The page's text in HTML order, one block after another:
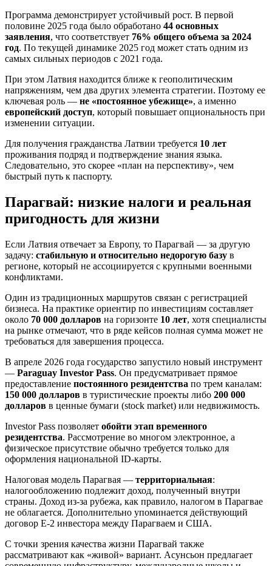
Программа демонстрирует устойчивый рост. В первой
половине 2025 года было обработано 44 основных
заявления, что соответствует 76% общего объема за 2024
год. По текущей динамике 2025 год может стать одним из
самых сильных периодов с 2021 года.
При этом Латвия находится ближе к геополитическим
напряжениям, чем два других элемента стратегии. Поэтому ее
ключевая роль — не «постоянное убежище», а именно
европейский доступ, который повышает опциональность при
изменении ситуации.
Для получения гражданства Латвии требуется 10 лет
проживания подряд и подтверждение знания языка.
Следовательно, это скорее «план на перспективу», чем
быстрый путь к паспорту.
Парагвай: низкие налоги и реальная
пригодность для жизни
Если Латвия отвечает за Европу, то Парагвай — за другую
задачу: стабильную и относительно недорогую базу в
регионе, который не ассоциируется с крупными военными
конфликтами.
Один из традиционных маршрутов связан с регистрацией
бизнеса. На практике ориентир по инвестициям составляет
около 70 000 долларов на горизонте 10 лет, хотя специалисты
на рынке отмечают, что в ряде кейсов полная сумма может не
требоваться для завершения процесса.
В апреле 2026 года государство запустило новый инструмент
— Paraguay Investor Pass. Он предусматривает прямое
предоставление постоянного резидентства по трем каналам:
150 000 долларов в туристические проекты либо 200 000
долларов в ценные бумаги (stock market) или недвижимость.
Investor Pass позволяет обойти этап временного
резидентства. Рассмотрение во многом электронное, а
физическое присутствие обычно требуется только для
оформления национальной ID-карты.
Налоговая модель Парагвая — территориальная:
налогообложению подлежит доход, полученный внутри
страны. Доход из-за рубежа, как правило, налогом в Парагвае
не облагается. Дополнительно упоминается действующий
договор E-2 инвестора между Парагваем и США.
С точки зрения качества жизни Парагвай также
рассматривают как «живой» вариант. Асунсьон предлагает